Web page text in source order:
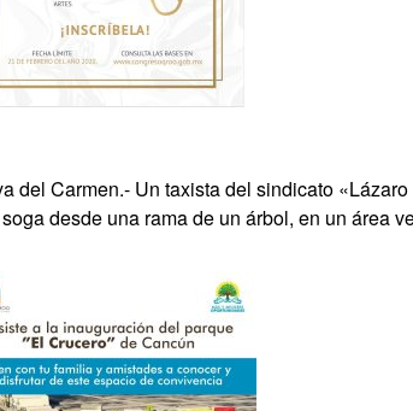
del Carmen.- Un taxista del sindicato
desde una rama de un árbol, en un área